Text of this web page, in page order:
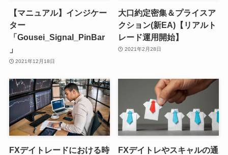
【マニュアル】インジケー
ター
「Gousei_Signal_PinBar
」
2021年12月18日
大口約定密集＆プライスア
クション(新EA)【リアルト
レード運用開始】
2021年2月28日
FXデイトレードにおける時
FXデイトレやスキャルの通